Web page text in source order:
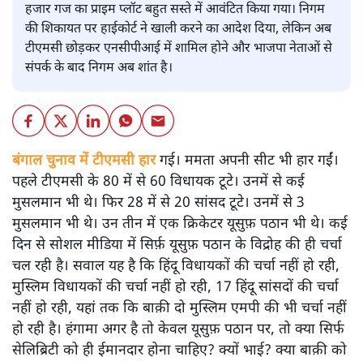
हजार गज का प्राइम प्लॉट बहुत सस्ते में आवंटित किया गया। निगम
की शिकायत पर हाईकोर्ट ने खाली करने का आदेश दिया, लेकिन अब
टीएमसी छोड़कर एनसीपीआई में शामिल होने और भाजपा नेताओं से
संपर्क के बाद निगम अब शांत है।
बंगाल चुनाव में टीएमसी हारगई। ममता अपनी सीट भी हार गईं।
पहले टीएमसी के 80 में से 60 विधायक टूटे। उनमें से कई
मुसलमान भी थे। फिर 28 में से 20 सांसद टूटे। उनमें से 3
मुसलमान भी थे। उन तीन में एक क्रिकेटर यूसुफ़ पठान भी थे। कई
दिन से सोशल मीडिया में सिर्फ़ यूसुफ़ पठान के विद्रोह की ही चर्चा
चल रही है। सवाल यह है कि हिंदू विधायकों की चर्चा नहीं हो रही,
मुस्लिम विधायकों की चर्चा नहीं हो रही, 17 हिंदू सांसदों की चर्चा
नहीं हो रही, यहां तक कि बाक़ी दो मुस्लिम एमपी की भी चर्चा नहीं
हो रही है। हंगामा अगर है तो केवल यूसुफ़ पठान पर, तो क्या सिर्फ
सेलिब्रिटी को ही ईमानदार होना चाहिए? क्यों भाई? क्या बाक़ी को